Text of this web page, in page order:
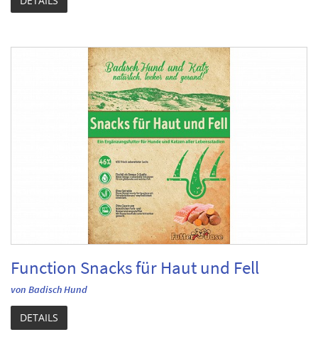
Function Snacks für Haut und Fell
von Badisch Hund
DETAILS